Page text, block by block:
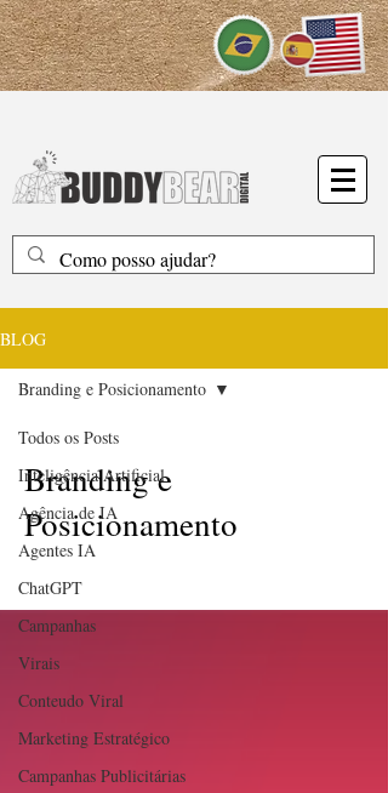
BLOG
Todos os Posts
Inteligência Artificial
Agência de IA
Agentes IA
ChatGPT
Campanhas
Virais
Conteudo Viral
Marketing Estratégico
Campanhas Publicitárias
Branding e Posicionamento
Branding e
Posicionamento